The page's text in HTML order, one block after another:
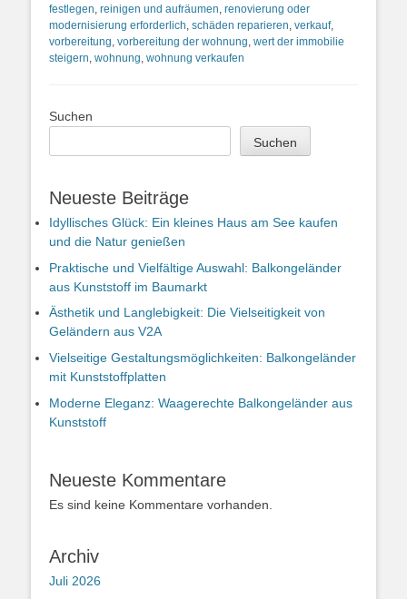
festlegen, reinigen und aufräumen, renovierung oder
modernisierung erforderlich, schäden reparieren, verkauf,
vorbereitung, vorbereitung der wohnung, wert der immobilie
steigern, wohnung, wohnung verkaufen
Suchen
Suchen
Neueste Beiträge
Idyllisches Glück: Ein kleines Haus am See kaufen
und die Natur genießen
Praktische und Vielfältige Auswahl: Balkongeländer
aus Kunststoff im Baumarkt
Ästhetik und Langlebigkeit: Die Vielseitigkeit von
Geländern aus V2A
Vielseitige Gestaltungsmöglichkeiten: Balkongeländer
mit Kunststoffplatten
Moderne Eleganz: Waagerechte Balkongeländer aus
Kunststoff
Neueste Kommentare
Es sind keine Kommentare vorhanden.
Archiv
Juli 2026